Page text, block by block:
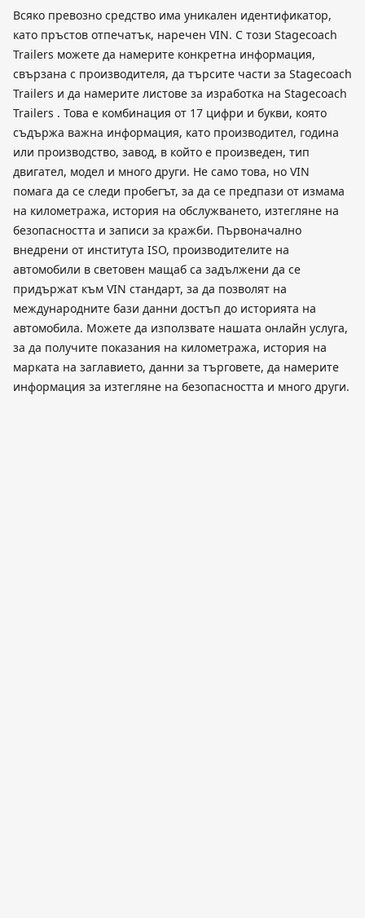
Всяко превозно средство има уникален идентификатор,
като пръстов отпечатък, наречен VIN. С този Stagecoach
Trailers можете да намерите конкретна информация,
свързана с производителя, да търсите части за Stagecoach
Trailers и да намерите листове за изработка на Stagecoach
Trailers . Това е комбинация от 17 цифри и букви, която
съдържа важна информация, като производител, година
или производство, завод, в който е произведен, тип
двигател, модел и много други. Не само това, но VIN
помага да се следи пробегът, за да се предпази от измама
на километража, история на обслужването, изтегляне на
безопасността и записи за кражби. Първоначално
внедрени от института ISO, производителите на
автомобили в световен мащаб са задължени да се
придържат към VIN стандарт, за да позволят на
международните бази данни достъп до историята на
автомобила. Можете да използвате нашата онлайн услуга,
за да получите показания на километража, история на
марката на заглавието, данни за търговете, да намерите
информация за изтегляне на безопасността и много други.